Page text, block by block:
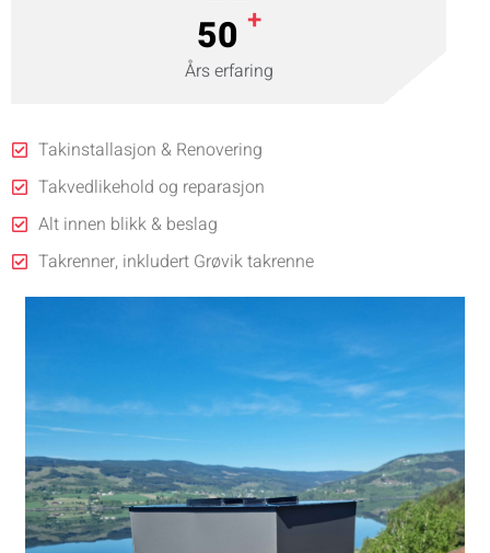
50 +
Års erfaring
Takinstallasjon & Renovering
Takvedlikehold og reparasjon
Alt innen blikk & beslag
Takrenner, inkludert Grøvik takrenne